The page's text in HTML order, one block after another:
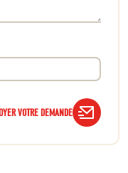
VOTRE DEMANDE